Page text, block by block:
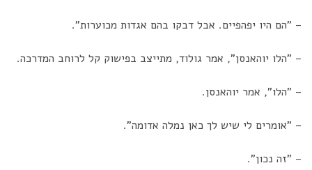
– "הם היו יפהפיים. אבל דבקו בהם אגדות מכוערות".
– "הלו יוהאנסן", אמר גולוד, מתייצב בפישוק קל לרוחב המדרכה.
– "הלו", אמר יוהאנסן.
– "אומרים לי שיש לך כאן נמלה אדומה".
– "זה נכון".